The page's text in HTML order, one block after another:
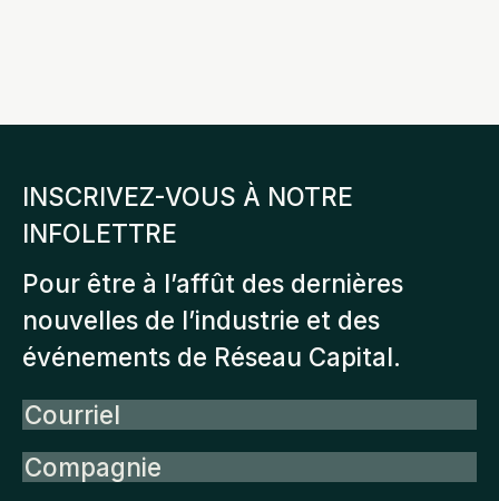
INSCRIVEZ-VOUS À NOTRE
INFOLETTRE
Pour être à l’affût des dernières
nouvelles de l’industrie et des
événements de Réseau Capital.
Courriel
Compagnie